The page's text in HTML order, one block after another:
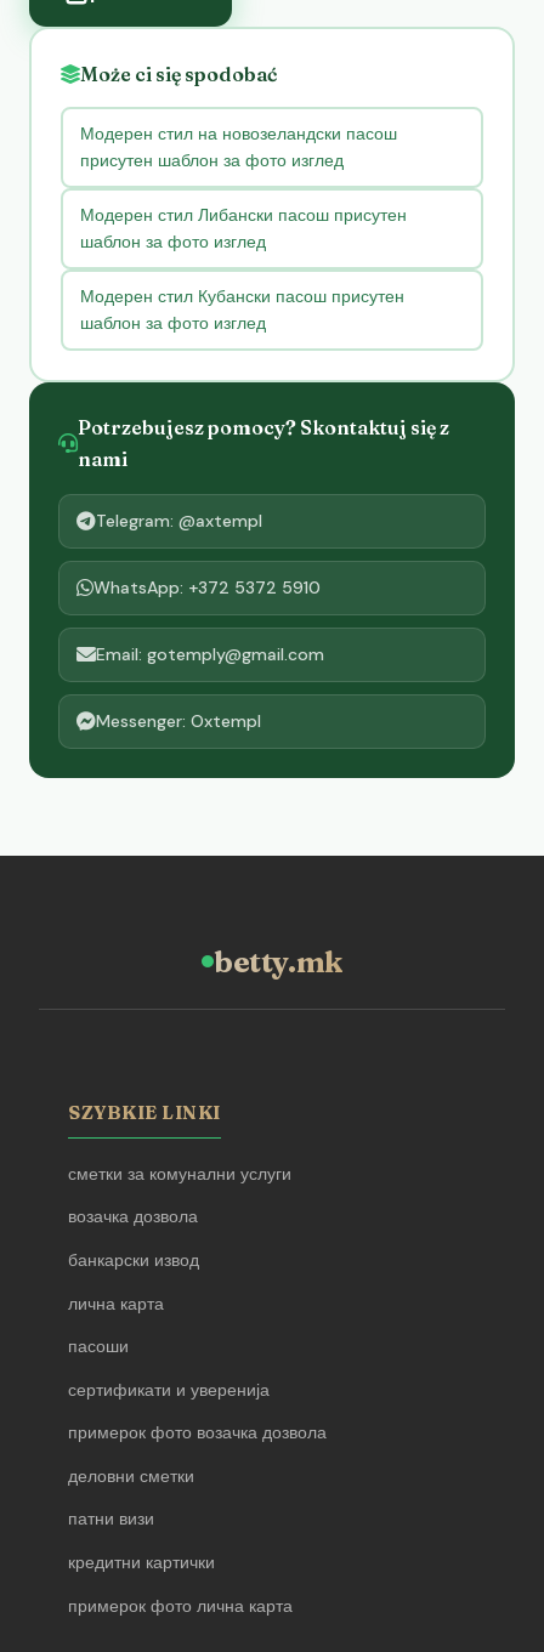
Może ci się spodobać
Модерен стил на новозеландски пасош
присутен шаблон за фото изглед
Модерен стил Либански пасош присутен
шаблон за фото изглед
Модерен стил Кубански пасош присутен
шаблон за фото изглед
Potrzebujesz pomocy? Skontaktuj się z
nami
Telegram: @axtempl
WhatsApp: +372 5372 5910
Email: gotemply@gmail.com
Messenger: Oxtempl
betty.mk
SZYBKIE LINKI
сметки за комунални услуги
возачка дозвола
банкарски извод
лична карта
пасоши
сертификати и уверенија
примерок фото возачка дозвола
деловни сметки
патни визи
кредитни картички
примерок фото лична карта